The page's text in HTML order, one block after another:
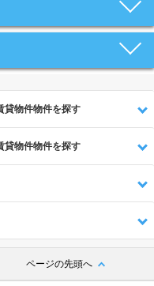
貸物件物件を探す
貸物件物件を探す
ページの先頭へ